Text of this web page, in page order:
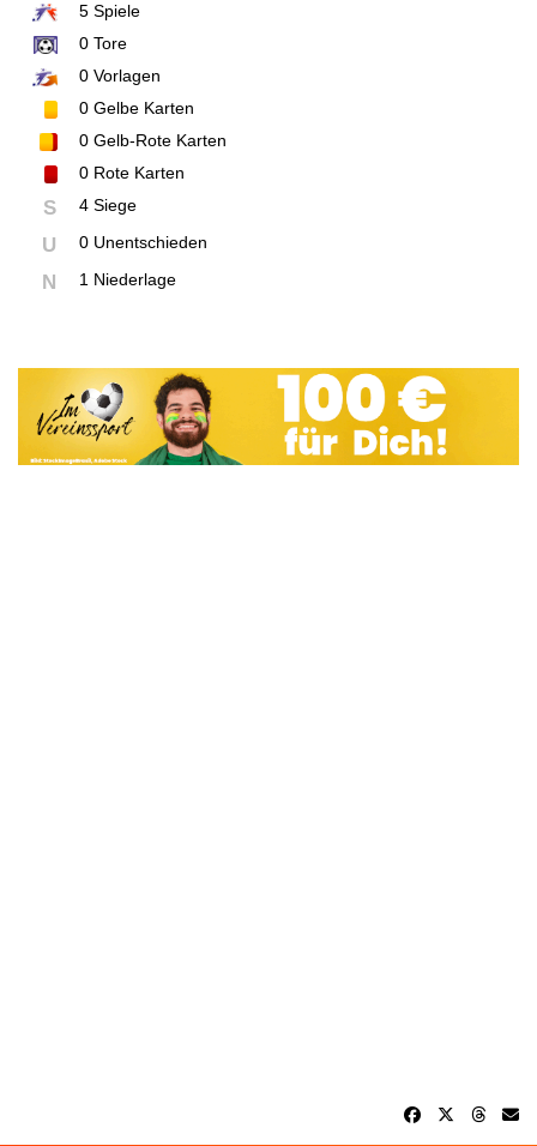
5 Spiele
0 Tore
0 Vorlagen
0 Gelbe Karten
0 Gelb-Rote Karten
0 Rote Karten
S 4 Siege
U 0 Unentschieden
N 1 Niederlage